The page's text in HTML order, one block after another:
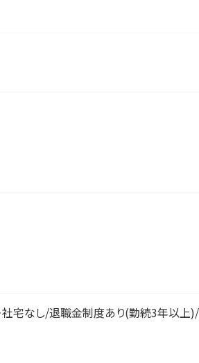
社宅なし/退職金制度あり(勤続3年以